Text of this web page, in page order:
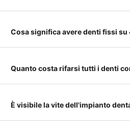
Cosa significa avere denti fissi su
Quanto costa rifarsi tutti i denti
È visibile la vite dell'impianto